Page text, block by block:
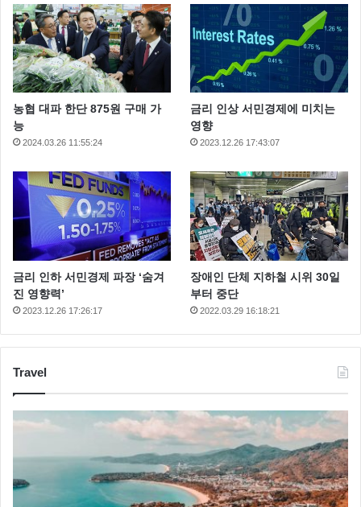
농협 대파 한단 875원 구매 가
능
2024.03.26 11:55:24
금리 인상 서민경제에 미치는
영향
2023.12.26 17:43:07
금리 인하 서민경제 파장 ‘숨겨
진 영향력’
2023.12.26 17:26:17
장애인 단체 지하철 시위 30일
부터 중단
2022.03.29 16:18:21
Travel